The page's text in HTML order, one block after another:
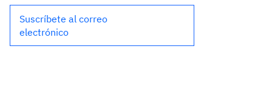
Suscríbete al correo
electrónico